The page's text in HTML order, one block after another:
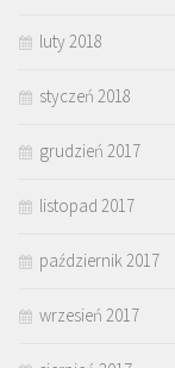
luty 2018
styczeń 2018
grudzień 2017
listopad 2017
październik 2017
wrzesień 2017